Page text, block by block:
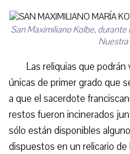
San Maximiliano Kolbe,
Nuestra
Las reliquias que
únicas de primer grado que
a que el sacerdote
restos fueron incinerados
sólo están disponibles
dispuestos en un relicario de